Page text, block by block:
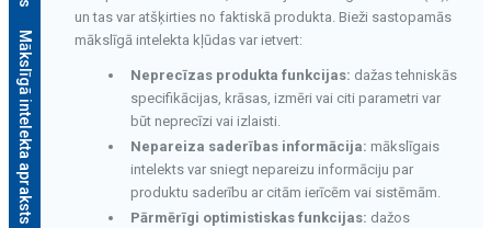
Mākslīgā intelekta apraksts
un tas var atšķirties no faktiskā produkta. Bieži sastopamās
mākslīgā intelekta kļūdas var ietvert:
Neprecīzas produkta funkcijas: dažas tehniskās
specifikācijas, krāsas, izmēri vai citi parametri var
būt neprecīzi vai izlaisti.
Nepareiza saderības informācija: mākslīgais
intelekts var sniegt nepareizu informāciju par
produktu saderību ar citām ierīcēm vai sistēmām.
Pārmērīgi optimistiskas funkcijas: dažos